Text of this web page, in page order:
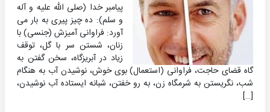
پیامبر خدا (صلی الله علیه و آله
و سلم): ده چیز پیری به بار می
آورد: فراوانی آمیزش (جنسی) با
زنان، شستن سر با گل، توقف
زیاد در آبریزگاه، سخن گفتن به
گاه قضای حاجت، فراوانی (استعمال) بوی خوش، نوشیدن آب به هنگام
شب، نگریستن به شرمگاه زن، به رو خفتن، شبانه ایستاده آب نوشیدن،
[…]